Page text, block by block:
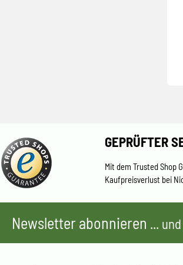
GEPRÜFTER
Mit dem Trusted Shop
Kaufpreisverlust bei
Newsletter abonnieren ...